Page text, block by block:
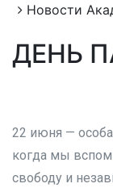
Новости
ДЕНЬ
22 июня —
когда мы
свободу и